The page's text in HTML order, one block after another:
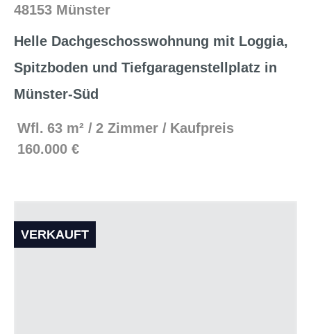
48153 Münster
Helle Dachgeschosswohnung mit Loggia,
Spitzboden und Tiefgaragenstellplatz in
Münster-Süd
Wfl. 63 m² 2 Zimmer
Kaufpreis
160.000 €
VERKAUFT